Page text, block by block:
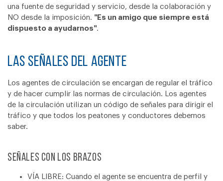
una fuente de seguridad y servicio, desde la colaboración y
NO desde la imposición. "Es un amigo que siempre está
dispuesto a ayudarnos".
LAS SEÑALES DEL AGENTE
Los agentes de circulación se encargan de regular el tráfico
y de hacer cumplir las normas de circulación. Los agentes
de la circulación utilizan un código de señales para dirigir el
tráfico y que todos los peatones y conductores debemos
saber.
Señales con los brazos
VÍA LIBRE: Cuando el agente se encuentra de perfil y